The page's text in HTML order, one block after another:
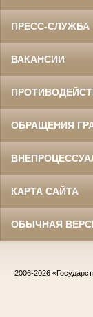
ПРЕСС-СЛУЖБА
ВАКАНСИИ
ОБРАЩЕНИЯ
КАРТА САЙТА
ОБЫЧНАЯ
2006-2026